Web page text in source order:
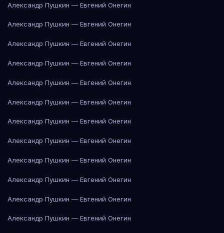
Александр Пушкин — Евгений Онегин
Александр Пушкин — Евгений Онегин
Александр Пушкин — Евгений Онегин
Александр Пушкин — Евгений Онегин
Александр Пушкин — Евгений Онегин
Александр Пушкин — Евгений Онегин
Александр Пушкин — Евгений Онегин
Александр Пушкин — Евгений Онегин
Александр Пушкин — Евгений Онегин
Александр Пушкин — Евгений Онегин
Александр Пушкин — Евгений Онегин
Александр Пушкин — Евгений Онегин